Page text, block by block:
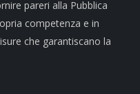
pareri alla Pubblica
competenza e in
che garantiscano la